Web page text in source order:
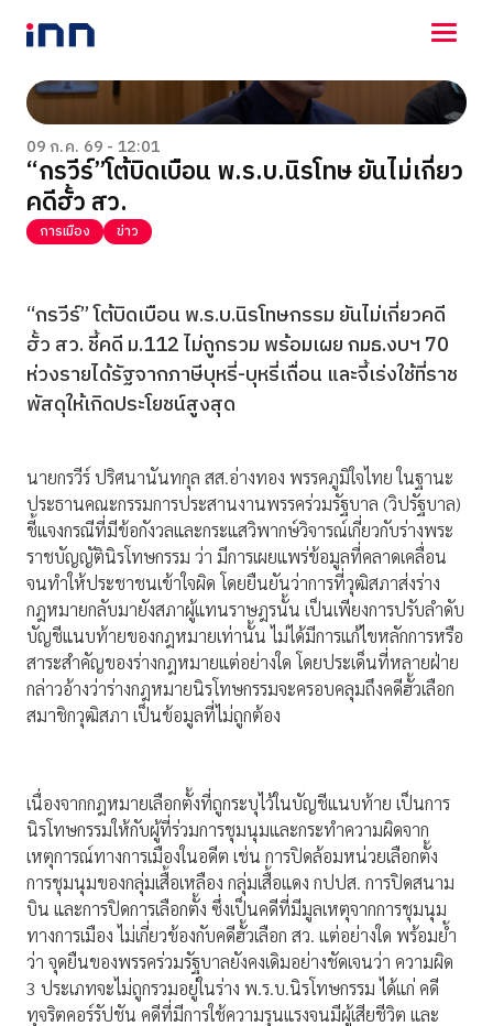
NEWS
ENTERTAINMENT
LIFESTYLE
HOROSCOPE
LOTTERY
VIDEO
09 ก.ค. 69 - 12:01
“กรวีร์”โต้บิดเบือน พ.ร.บ.นิรโทษ ยันไม่เกี่ยว
คดีฮั้ว สว.
การเมือง ข่าว
“กรวีร์” โต้บิดเบือน พ.ร.บ.นิรโทษกรรม ยันไม่เกี่ยวคดี
ฮั้ว สว. ชี้คดี ม.112 ไม่ถูกรวม พร้อมเผย กมธ.งบฯ 70
ห่วงรายได้รัฐจากภาษีบุหรี่-บุหรี่เถื่อน และจี้เร่งใช้ที่ราช
พัสดุให้เกิดประโยชน์สูงสุด
นายกรวีร์ ปริศนานันทกุล สส.อ่างทอง พรรคภูมิใจไทย ในฐานะ
ประธานคณะกรรมการประสานงานพรรคร่วมรัฐบาล (วิปรัฐบาล)
ชี้แจงกรณีที่มีข้อกังวลและกระแสวิพากษ์วิจารณ์เกี่ยวกับร่างพระ
ราชบัญญัตินิรโทษกรรม ว่า มีการเผยแพร่ข้อมูลที่คลาดเคลื่อน
จนทำให้ประชาชนเข้าใจผิด โดยยืนยันว่าการที่วุฒิสภาส่งร่าง
กฎหมายกลับมายังสภาผู้แทนราษฎรนั้น เป็นเพียงการปรับลำดับ
บัญชีแนบท้ายของกฎหมายเท่านั้น ไม่ได้มีการแก้ไขหลักการหรือ
สาระสำคัญของร่างกฎหมายแต่อย่างใด โดยประเด็นที่หลายฝ่าย
กล่าวอ้างว่าร่างกฎหมายนิรโทษกรรมจะครอบคลุมถึงคดีฮั้วเลือก
สมาชิกวุฒิสภา เป็นข้อมูลที่ไม่ถูกต้อง
เนื่องจากกฎหมายเลือกตั้งที่ถูกระบุไว้ในบัญชีแนบท้าย เป็นการ
นิรโทษกรรมให้กับผู้ที่ร่วมการชุมนุมและกระทำความผิดจาก
เหตุการณ์ทางการเมืองในอดีต เช่น การปิดล้อมหน่วยเลือกตั้ง
การชุมนุมของกลุ่มเสื้อเหลือง กลุ่มเสื้อแดง กปปส. การปิดสนาม
บิน และการปิดการเลือกตั้ง ซึ่งเป็นคดีที่มีมูลเหตุจากการชุมนุม
ทางการเมือง ไม่เกี่ยวข้องกับคดีฮั้วเลือก สว. แต่อย่างใด พร้อมย้ำ
ว่า จุดยืนของพรรคร่วมรัฐบาลยังคงเดิมอย่างชัดเจนว่า ความผิด
3 ประเภทจะไม่ถูกรวมอยู่ในร่าง พ.ร.บ.นิรโทษกรรม ได้แก่ คดี
ทุจริตคอร์รัปชัน คดีที่มีการใช้ความรุนแรงจนมีผู้เสียชีวิต และ